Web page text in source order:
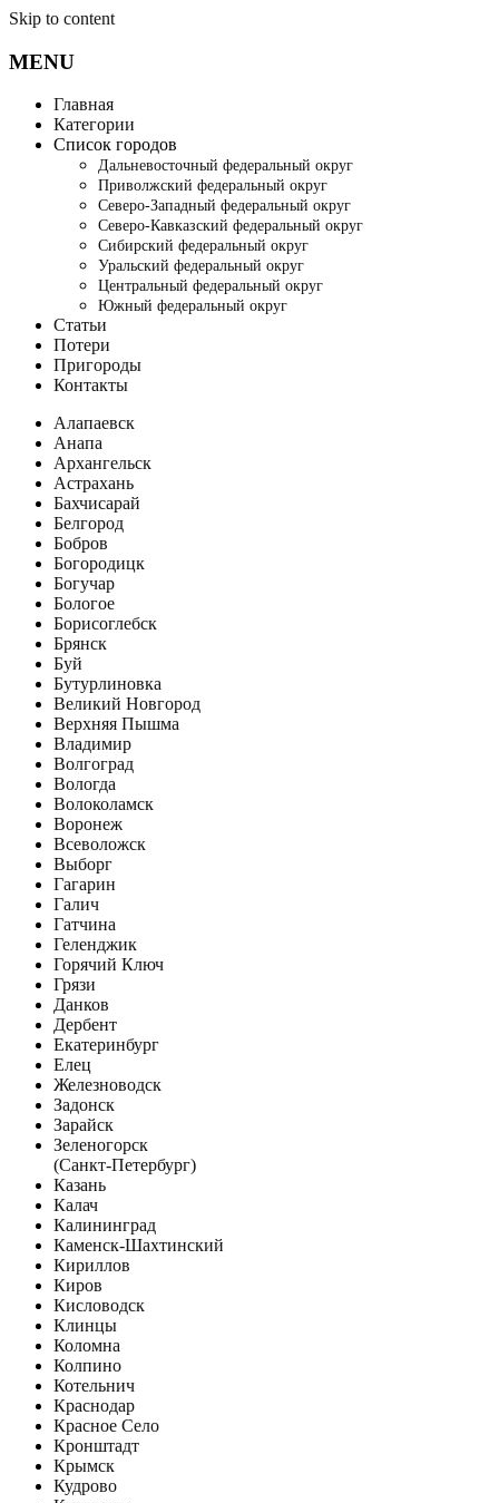
Skip to content
MENU
Главная
Категории
Список городов
Дальневосточный федеральный округ
Приволжский федеральный округ
Северо-Западный федеральный округ
Северо-Кавказский федеральный округ
Сибирский федеральный округ
Уральский федеральный округ
Центральный федеральный округ
Южный федеральный округ
Статьи
Потери
Пригороды
Контакты
Алапаевск
Анапа
Архангельск
Астрахань
Бахчисарай
Белгород
Бобров
Богородицк
Богучар
Бологое
Борисоглебск
Брянск
Буй
Бутурлиновка
Великий Новгород
Верхняя Пышма
Владимир
Волгоград
Вологда
Волоколамск
Воронеж
Всеволожск
Выборг
Гагарин
Галич
Гатчина
Геленджик
Горячий Ключ
Грязи
Данков
Дербент
Екатеринбург
Елец
Железноводск
Задонск
Зарайск
Зеленогорск
(Санкт-Петербург)
Казань
Калач
Калининград
Каменск-Шахтинский
Кириллов
Киров
Кисловодск
Клинцы
Коломна
Колпино
Котельнич
Краснодар
Красное Село
Кронштадт
Крымск
Кудрово